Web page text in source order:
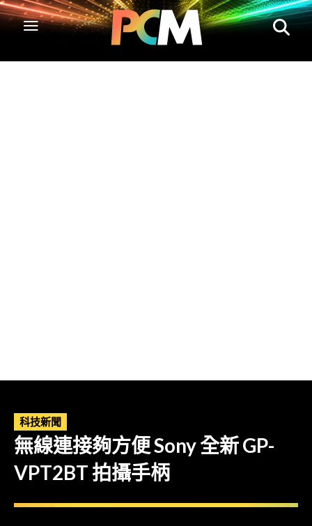
科技新聞
無線連接夠方便 Sony 全新 GP-
VPT2BT 拍攝手柄